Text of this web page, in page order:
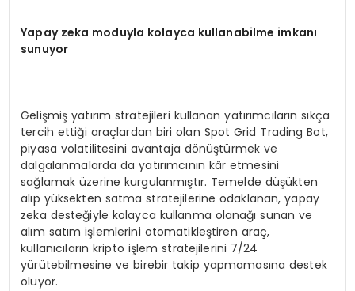
Yapay zeka moduyla kolayca kullanabilme imkanı
sunuyor
Gelişmiş yatırım stratejileri kullanan yatırımcıların sıkça
tercih ettiği araçlardan biri olan Spot Grid Trading Bot,
piyasa volatilitesini avantaja dönüştürmek ve
dalgalanmalarda da yatırımcının kâr etmesini
sağlamak üzerine kurgulanmıştır. Temelde düşükten
alıp yüksekten satma stratejilerine odaklanan, yapay
zeka desteğiyle kolayca kullanma olanağı sunan ve
alım satım işlemlerini otomatikleştiren araç,
kullanıcıların kripto işlem stratejilerini 7/24
yürütebilmesine ve birebir takip yapmamasına destek
oluyor.